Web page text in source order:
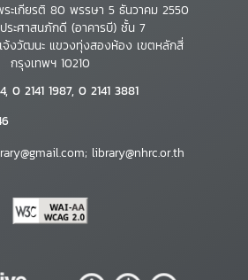
ระเกียรติ 80 พรรษา 5 ธันวาคม 2550
ระศาสนภักดี (อาคารบี) ชั้น 7
งวัฒนะ แขวงทุ่งสองห้อง เขตหลักสี่
กรุงเทพฯ 10210
0 2141 1987, 0 2141 3881
library@nhrc.or.th